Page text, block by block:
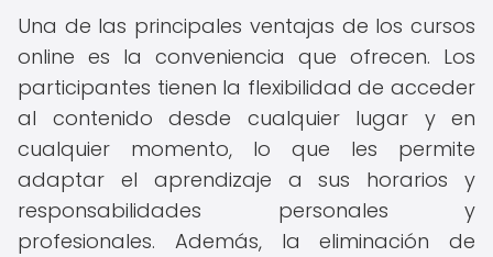
Una de las principales ventajas de los cursos
online es la conveniencia que ofrecen. Los
participantes tienen la flexibilidad de acceder
al contenido desde cualquier lugar y en
cualquier momento, lo que les permite
adaptar el aprendizaje a sus horarios y
responsabilidades personales y
profesionales. Además, la eliminación de